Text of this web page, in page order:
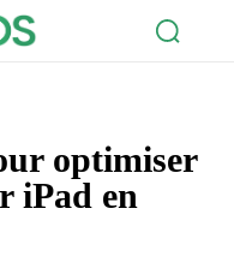
optimiser
iPad en